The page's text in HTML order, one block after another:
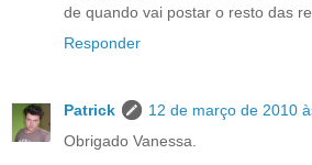
de quando vai postar o resto das
Responder
Patrick
12 de março de 2010
Obrigado Vanessa.